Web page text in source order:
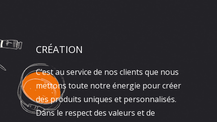
CRÉATION
C’est au service de nos clients que nous
mettons toute notre énergie pour créer
des produits uniques et personnalisés.
Dans le respect des valeurs et de